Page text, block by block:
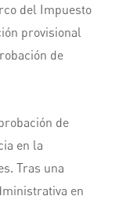
del Impuesto
provisional
de
de
en la
Tras una
en